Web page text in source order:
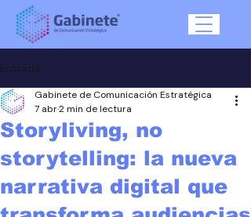
Entrada
Storyliving, no
storytelling: la nueva
narrativa digital que
Gabinete de Comunicación Estratégica
7 abr2 min de lectura